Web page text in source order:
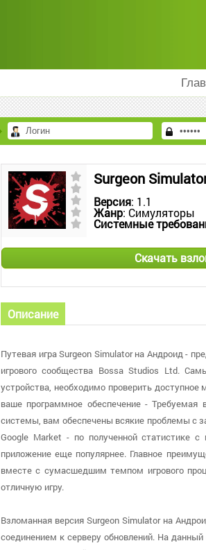
Surgeon
Версия: 1.1
Жанр: Симуляторы
Системные
Скачать
Описание
Путевая игра Surgeon Simulator на Андроид -
игрового сообщества Bossa Studios Ltd.
устройства, необходимо проверить доступное
ваше программное обеспечение - Требуемая
системы, вам обеспечены всякие проблемы с
Google Market - по полученной статистике
приложение еще популярнее. Главное
вместе с сумасшедшим темпом игрового
отличную игру.
Взломанная версия Surgeon Simulator на
соединением к серверу обновлений. На